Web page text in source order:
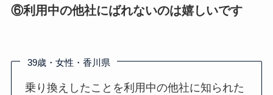
⑥利用中の他社にばれないのは嬉しいです
39歳・女性・香川県
乗り換えしたことを利用中の他社に知られた